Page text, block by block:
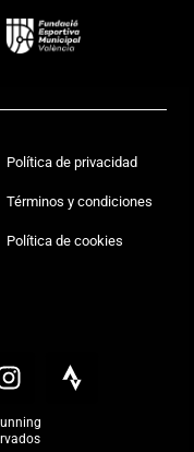
Política de privacidad
Términos y condiciones
Política de cookies